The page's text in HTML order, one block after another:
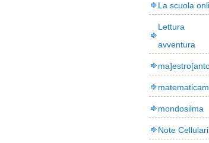
La scuola
avventura
mondosilma
Note Cellulari